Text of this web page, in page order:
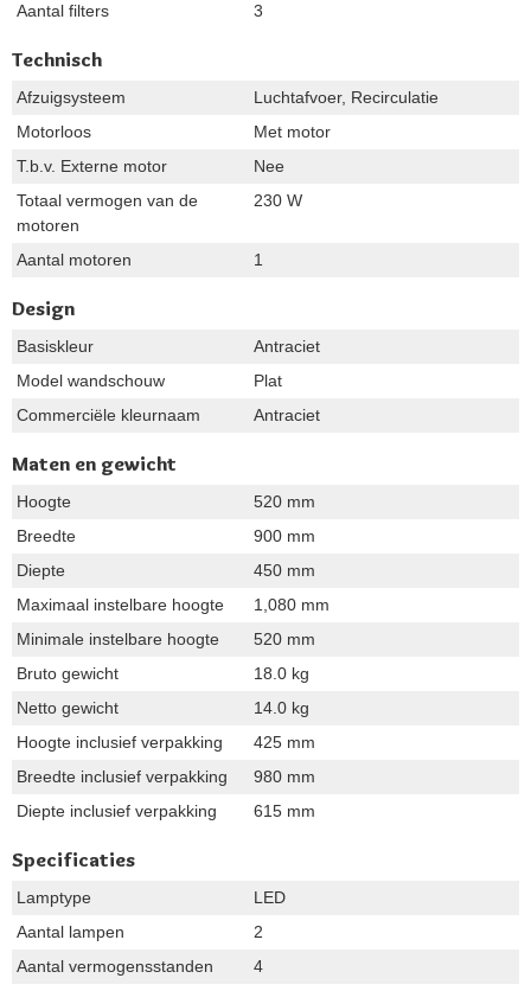
Aantal filters
3
Technisch
Afzuigsysteem
Luchtafvoer, Recirculatie
Motorloos
Met motor
T.b.v. Externe motor
Nee
Totaal vermogen van de
motoren
230 W
Aantal motoren 1
Design
Basiskleur
Antraciet
Model wandschouw
Plat
Commerciële kleurnaam
Antraciet
Maten en gewicht
Hoogte
520 mm
Breedte
900 mm
Diepte
450 mm
Maximaal instelbare hoogte
1,080 mm
Minimale instelbare hoogte
520 mm
Bruto gewicht
18.0 kg
Netto gewicht
14.0 kg
Hoogte inclusief verpakking
425 mm
Breedte inclusief verpakking
980 mm
Diepte inclusief verpakking
615 mm
Specificaties
Lamptype
LED
Aantal lampen
2
Aantal vermogensstanden
4